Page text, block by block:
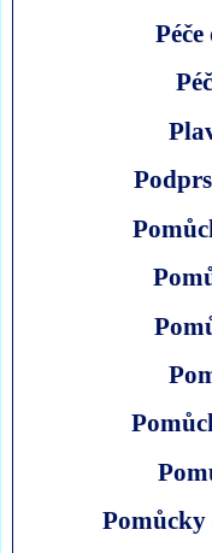
Pomůcky